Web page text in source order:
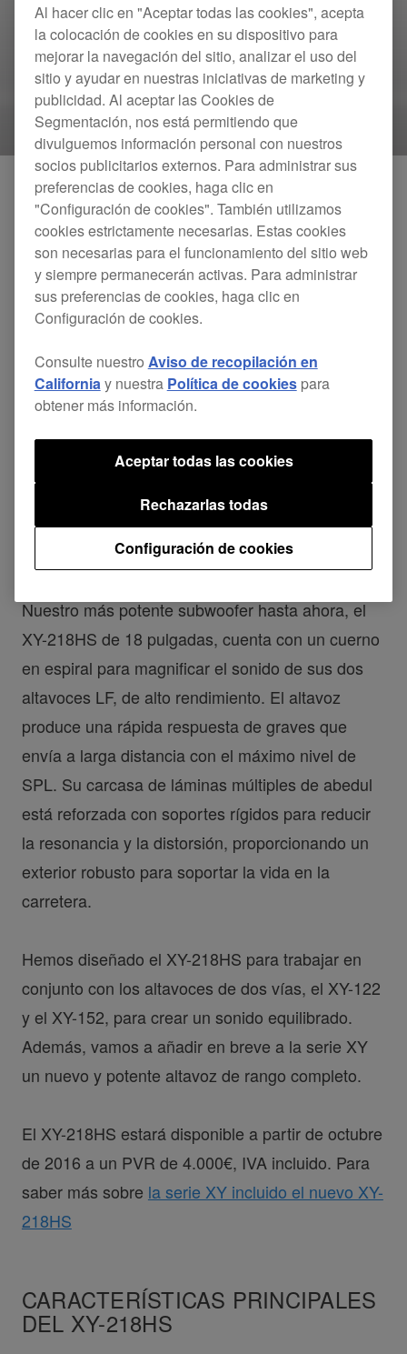
Nuestro más potente subwoofer hasta ahora, el
XY-218HS de 18 pulgadas, cuenta con un cuerno
en espiral para magnificar el sonido de sus dos
altavoces LF, de alto rendimiento. El altavoz
produce una rápida respuesta de graves que
envía a larga distancia con el máximo nivel de
SPL. Su carcasa de láminas múltiples de abedul
está reforzada con soportes rígidos para reducir
la resonancia y la distorsión, proporcionando un
exterior robusto para soportar la vida en la
carretera.
Hemos diseñado el XY-218HS para trabajar en
conjunto con los altavoces de dos vías, el XY-122
y el XY-152, para crear un sonido equilibrado.
Además, vamos a añadir en breve a la serie XY
un nuevo y potente altavoz de rango completo.
El XY-218HS estará disponible a partir de octubre
de 2016 a un PVR de 4.000€, IVA incluido. Para
saber más sobre la serie XY incluido el nuevo XY-
218HS
CARACTERÍSTICAS PRINCIPALES
DEL XY-218HS
Al hacer clic en "Aceptar todas las cookies", acepta
la colocación de cookies en su dispositivo para
mejorar la navegación del sitio, analizar el uso del
sitio y ayudar en nuestras iniciativas de marketing y
publicidad. Al aceptar las Cookies de
Segmentación, nos está permitiendo que
divulguemos información personal con nuestros
socios publicitarios externos. Para administrar sus
preferencias de cookies, haga clic en
"Configuración de cookies". También utilizamos
cookies estrictamente necesarias. Estas cookies
son necesarias para el funcionamiento del sitio web
y siempre permanecerán activas. Para administrar
sus preferencias de cookies, haga clic en
Configuración de cookies.
Consulte nuestro Aviso de recopilación en
California y nuestra Política de cookiespara
obtener más información.
Configuración de cookies
Rechazarlas todas
Aceptar todas las cookies